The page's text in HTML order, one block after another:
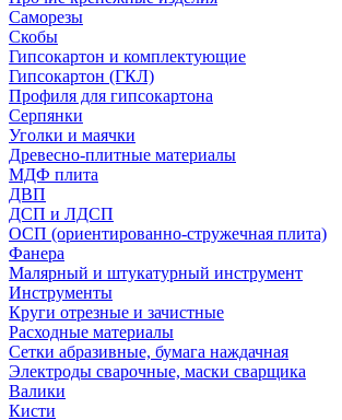
Саморезы
Скобы
Гипсокартон и комплектующие
Гипсокартон (ГКЛ)
Профиля для гипсокартона
Серпянки
Уголки и маячки
Древесно-плитные материалы
МДФ плита
ДВП
ДСП и ЛДСП
ОСП (ориентированно-стружечная плита)
Фанера
Малярный и штукатурный инструмент
Инструменты
Круги отрезные и зачистные
Расходные материалы
Сетки абразивные, бумага наждачная
Электроды сварочные, маски сварщика
Валики
Кисти